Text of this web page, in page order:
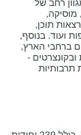
במגוון רחב של
מוסיקה,
תוכן,
ועוד. בנוסף,
ברחבי הארץ,
ובקונצרטים -
תרבותיות